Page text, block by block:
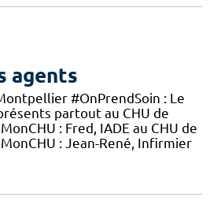
agents
#OnPrendSoin : Le
partout au CHU de
: Fred, IADE au CHU de
: Jean-René, Infirmier